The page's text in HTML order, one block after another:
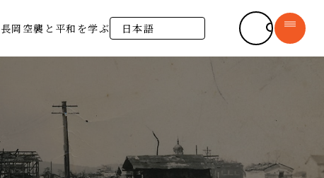
長岡空襲と平和を学ぶ長岡戦災資料館
長岡空襲について 新着情報